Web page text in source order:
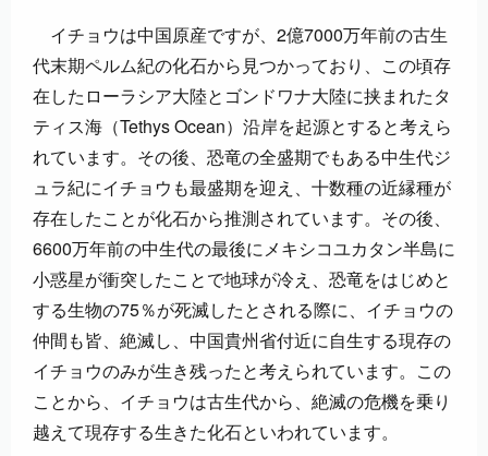
イチョウは中国原産ですが、2億7000万年前の古生
代末期ペルム紀の化石から見つかっており、この頃存
在したローラシア大陸とゴンドワナ大陸に挟まれたタ
ティス海（Tethys Ocean）沿岸を起源とすると考えら
れています。その後、恐竜の全盛期でもある中生代ジ
ュラ紀にイチョウも最盛期を迎え、十数種の近縁種が
存在したことが化石から推測されています。その後、
6600万年前の中生代の最後にメキシコユカタン半島に
小惑星が衝突したことで地球が冷え、恐竜をはじめと
する生物の75％が死滅したとされる際に、イチョウの
仲間も皆、絶滅し、中国貴州省付近に自生する現存の
イチョウのみが生き残ったと考えられています。この
ことから、イチョウは古生代から、絶滅の危機を乗り
越えて現存する生きた化石といわれています。